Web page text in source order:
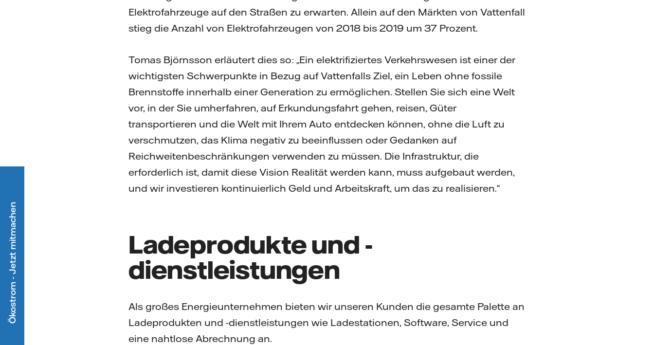
Elektrofahrzeuge auf den Straßen zu erwarten. Allein auf den Märkten von Vattenfall
stieg die Anzahl von Elektrofahrzeugen von 2018 bis 2019 um 37 Prozent.
Tomas Björnsson erläutert dies so: „Ein elektrifiziertes Verkehrswesen ist einer der
wichtigsten Schwerpunkte in Bezug auf Vattenfalls Ziel, ein Leben ohne fossile
Brennstoffe innerhalb einer Generation zu ermöglichen. Stellen Sie sich eine Welt
vor, in der Sie umherfahren, auf Erkundungsfahrt gehen, reisen, Güter
transportieren und die Welt mit Ihrem Auto entdecken können, ohne die Luft zu
verschmutzen, das Klima negativ zu beeinflussen oder Gedanken auf
Reichweitenbeschränkungen verwenden zu müssen. Die Infrastruktur, die
erforderlich ist, damit diese Vision Realität werden kann, muss aufgebaut werden,
und wir investieren kontinuierlich Geld und Arbeitskraft, um das zu realisieren.“
Ladeprodukte und -
dienstleistungen
Als großes Energieunternehmen bieten wir unseren Kunden die gesamte Palette an
Ladeprodukten und -dienstleistungen wie Ladestationen, Software, Service und
eine nahtlose Abrechnung an.
Ökostrom - Jetzt mitmachen